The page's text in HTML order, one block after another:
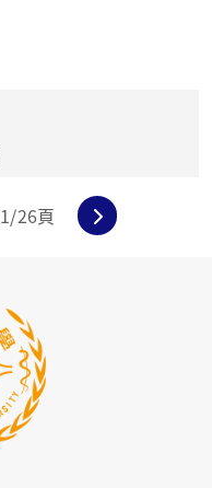
1/26頁